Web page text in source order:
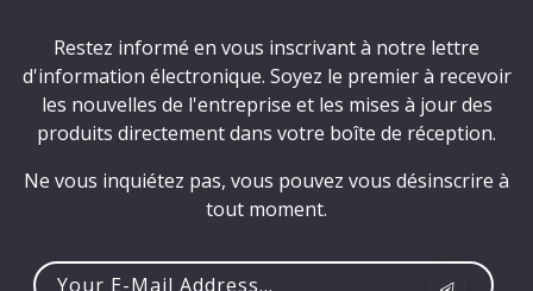
Restez informé en vous inscrivant à notre lettre
d'information électronique. Soyez le premier à recevoir
les nouvelles de l'entreprise et les mises à jour des
produits directement dans votre boîte de réception.
Ne vous inquiétez pas, vous pouvez vous désinscrire à
tout moment.